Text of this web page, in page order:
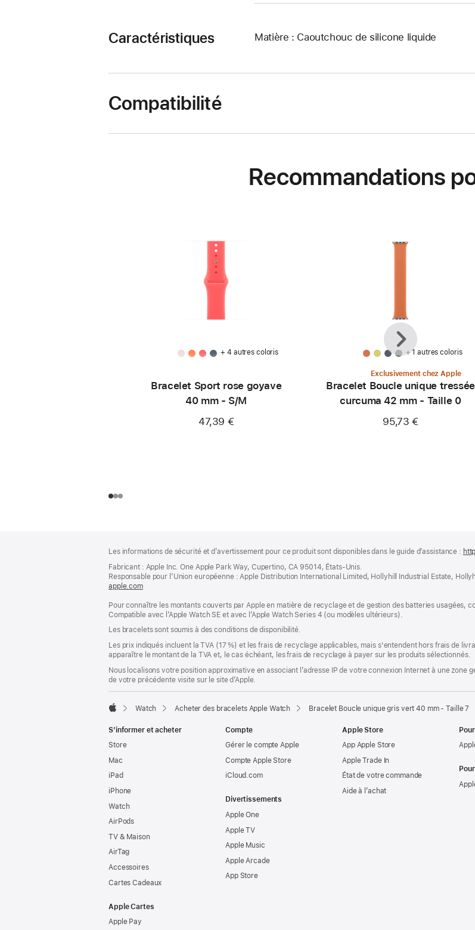
Caractéristiques Matière : Caoutchouc de silicone liquide
Compatibilité
Recommandations
+ 4 autres coloris
Bracelet Sport rose goyave
40 mm - S/M
47,39 €
+ 1 autres coloris
Exclusivement chez Apple
Bracelet Boucle unique tressée
curcuma 42 mm - Taille 0
95,73 €
Précédent
Suivant
de
page
de
bas
de
page
Les informations de sécurité et d’avertissement pour ce produit sont disponibles dans le guide d’assistance :
Fabricant : Apple Inc. One Apple Park Way, Cupertino, CA 95014, États-Unis.
Responsable pour l’Union européenne : Apple Distribution International Limited, Hollyhill Industrial Estate,
apple.com(s’ouvre
une
nouvelle
Pour connaître les montants couverts par Apple en matière de recyclage et de gestion des batteries usagées,
Compatible avec l’Apple Watch SE et avec l’Apple Watch Series 4 (ou modèles ultérieurs).
Les bracelets sont soumis à des conditions de disponibilité.
Les prix indiqués incluent la TVA (17 %) et les frais de recyclage applicables, mais s'entendent hors frais de
apparaître le montant de la TVA et, le cas échéant, les frais de recyclage à payer sur les produits sélectionnés.
Nous localisons votre position approximative en associant l’adresse IP de votre connexion Internet à une zone
de votre précédente visite sur le site d’Apple.
Watch Acheter des bracelets Apple Watch Bracelet Boucle unique gris vert 40 mm - Taille 7
S’informer et acheter
Store
Mac
iPad
iPhone
Watch
AirPods
TV & Maison
AirTag
Accessoires
Cartes Cadeaux
Apple Cartes
Apple Pay
Compte
Gérer le compte Apple
Compte Apple Store
iCloud.com
Divertissements
Apple One
Apple TV
Apple Music
Apple Arcade
App Store
Apple Store
App Apple Store
Apple Trade In
État de votre commande
Aide à l’achat